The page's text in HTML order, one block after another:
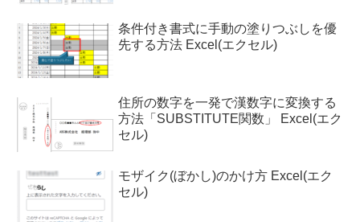
条件付き書式に手動の塗りつぶしを優
先する方法 Excel(エクセル)
住所の数字を一発で漢数字に変換する
方法「SUBSTITUTE関数」 Excel(エク
セル)
モザイク(ぼかし)のかけ方 Excel(エク
セル)